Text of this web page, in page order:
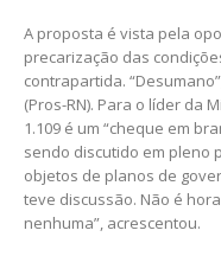
A proposta é vista pela
precarização das
contrapartida.
(Pros-RN). Para o líder da
1.109 é um “cheque em
sendo discutido em pleno
objetos de planos de
teve discussão. Não é
nenhuma”, acrescentou.